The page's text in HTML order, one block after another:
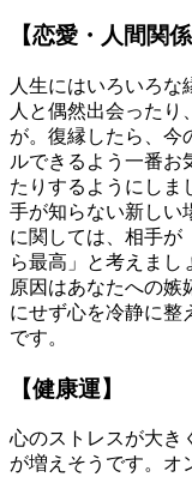
【恋愛・人間関係
人生にはいろいろな
人と偶然出会ったり
が。復縁したら、今
ルできるよう一番お
たりするようにしま
手が知らない新しい
に関しては、相手が
ら最高」と考えまし
原因はあなたへの嫉
にせず心を冷静に整
です。
【健康運】
心のストレスが大き
が増えそうです。オ